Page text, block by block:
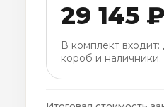
29 145 ₽
В комплект
короб и наличники.